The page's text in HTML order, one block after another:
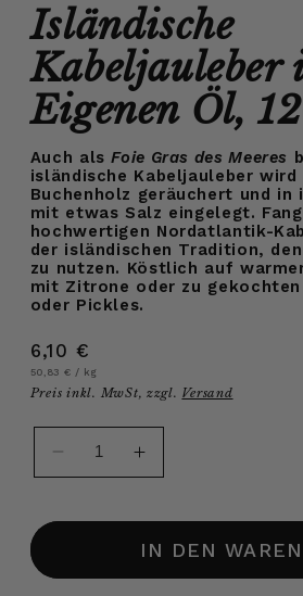
Isländische
Kabeljauleber
Eigenen Öl,
Auch alsFoie Gras des Meeres
isländische Kabeljauleber
Buchenholz geräuchert und in
mit etwas Salz eingelegt.
hochwertigen Nordatlantik-
der isländischen Tradition,
zu nutzen. Köstlich auf
mit Zitrone oder zu
oder Pickles.
Normaler
Preis
6,10 €
Grundpreis
50,83 € / pro
kg
Preis inkl. MwSt, zzgl. Versand
Verringere
die
Isländische
Kabeljauleber
Erhöhe
die
Isländische
Kabeljauleber
IN DEN